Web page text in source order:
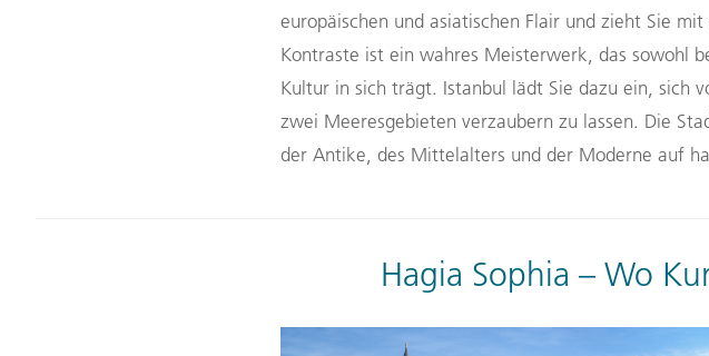
europäischen und asiatischen Flair und zieht Sie
Kontraste ist ein wahres Meisterwerk, das sowohl
Kultur in sich trägt. Istanbul lädt Sie dazu ein, sich
zwei Meeresgebieten verzaubern zu lassen. Die
der Antike, des Mittelalters und der Moderne auf
Hagia Sophia – Wo